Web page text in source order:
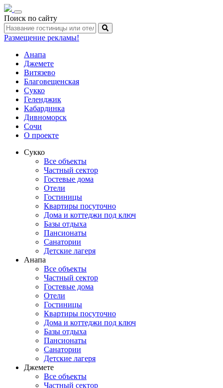
Toggle
navigation
Поиск по сайту
Размещение рекламы!
Анапа
Джемете
Витязево
Благовещенская
Сукко
Геленджик
Кабардинка
Дивноморск
Сочи
О проекте
Сукко
Все объекты
Частный сектор
Гостевые дома
Отели
Гостиницы
Квартиры посуточно
Дома и коттеджи под ключ
Базы отдыха
Пансионаты
Санатории
Детские лагеря
Анапа
Все объекты
Частный сектор
Гостевые дома
Отели
Гостиницы
Квартиры посуточно
Дома и коттеджи под ключ
Базы отдыха
Пансионаты
Санатории
Детские лагеря
Джемете
Все объекты
Частный сектор